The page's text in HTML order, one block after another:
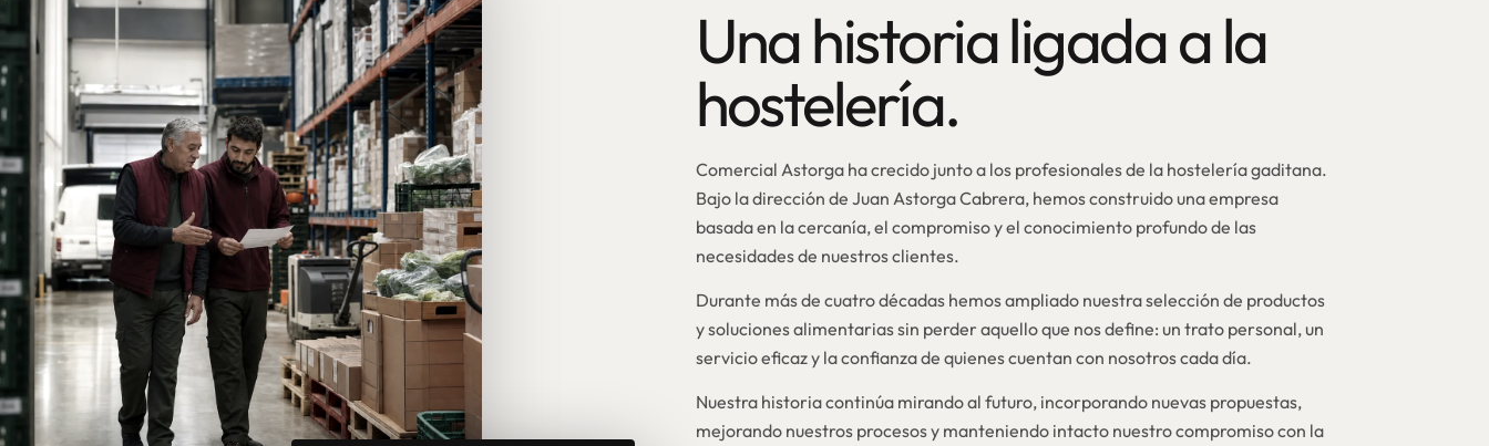
Una historia ligada a la
hostelería.
Comercial Astorga ha crecido junto a los profesionales de la hostelería gaditana.
Bajo la dirección de Juan Astorga Cabrera, hemos construido una empresa
basada en la cercanía, el compromiso y el conocimiento profundo de las
necesidades de nuestros clientes.
Durante más de cuatro décadas hemos ampliado nuestra selección de productos
y soluciones alimentarias sin perder aquello que nos define: un trato personal, un
servicio eficaz y la confianza de quienes cuentan con nosotros cada día.
Nuestra historia continúa mirando al futuro, incorporando nuevas propuestas,
mejorando nuestros procesos y manteniendo intacto nuestro compromiso con la